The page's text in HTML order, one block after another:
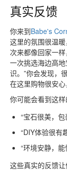
真实反馈
你来到Babe's
这里的氛围很温
次来都像回家一
一次挑选海边高
识。”你会发现，
在这里购物很安心
你可能会看到这样
“宝石很美，
“DIY体验很有
“环境安静，
这些真实的反馈